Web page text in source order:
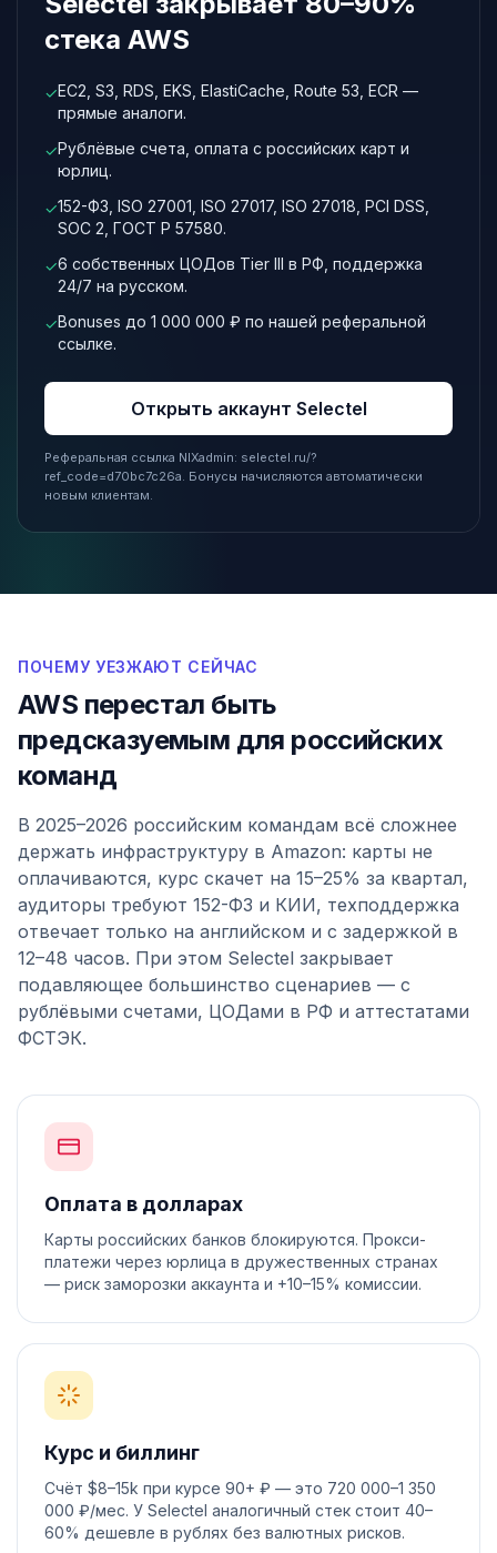
стека AWS
✓EC2, S3, RDS, EKS, ElastiCache, Route 53, ECR —
прямые аналоги.
✓Рублёвые счета, оплата с российских карт и
юрлиц.
✓152-ФЗ, ISO 27001, ISO 27017, ISO 27018, PCI DSS,
SOC 2, ГОСТ Р 57580.
✓6 собственных ЦОДов Tier III в РФ, поддержка
24/7 на русском.
✓Bonuses до 1 000 000 ₽ по нашей реферальной
ссылке.
Открыть аккаунт Selectel
Реферальная ссылка NIXadmin: selectel.ru/?
ref_code=d70bc7c26a. Бонусы начисляются автоматически
новым клиентам.
ПОЧЕМУ УЕЗЖАЮТ СЕЙЧАС
AWS перестал быть
предсказуемым для российских
команд
В 2025–2026 российским командам всё сложнее
держать инфраструктуру в Amazon: карты не
оплачиваются, курс скачет на 15–25% за квартал,
аудиторы требуют 152-ФЗ и КИИ, техподдержка
отвечает только на английском и с задержкой в
12–48 часов. При этом Selectel закрывает
подавляющее большинство сценариев — с
рублёвыми счетами, ЦОДами в РФ и аттестатами
ФСТЭК.
Оплата в долларах
Карты российских банков блокируются. Прокси-
платежи через юрлица в дружественных странах
— риск заморозки аккаунта и +10–15% комиссии.
Курс и биллинг
Счёт $8–15k при курсе 90+ ₽ — это 720 000–1 350
000 ₽/мес. У Selectel аналогичный стек стоит 40–
60% дешевле в рублях без валютных рисков.